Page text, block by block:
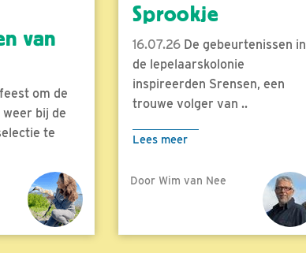
van
om de
bij de
te
Sprookje
16.07.26 De gebeurtenissen in
de lepelaarskolonie
inspireerden Srensen, een
trouwe volger van ..
Lees meer
Door Wim van Nee